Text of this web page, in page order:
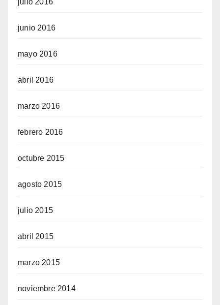
julio 2016
junio 2016
mayo 2016
abril 2016
marzo 2016
febrero 2016
octubre 2015
agosto 2015
julio 2015
abril 2015
marzo 2015
noviembre 2014